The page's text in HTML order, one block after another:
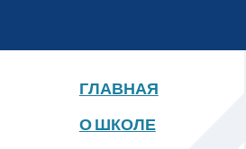
ГЛАВНАЯ
О ШКОЛЕ